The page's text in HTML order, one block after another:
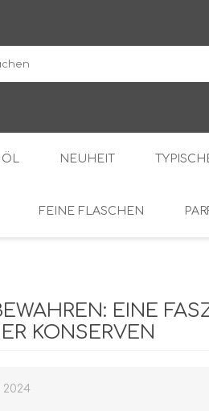
ÖL NEUHEIT
FEINE FLASCHEN
EINE
KONSERVEN
2024